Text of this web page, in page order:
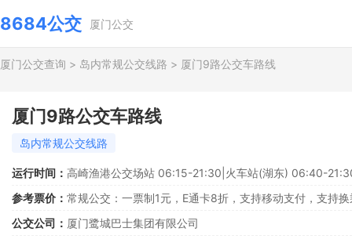
8684公交 厦门公交
厦门公交查询 > 岛内常规公交线路 > 厦门9路公交车路线
厦门9路公交车路线
岛内常规公交线路
运行时间： 高崎渔港公交场站 06:15-21:30|火车站(湖东) 06:40-
参考票价： 常规公交：一票制1元，E通卡8折，支持移动支付，支持
公交公司： 厦门鹭城巴士集团有限公司